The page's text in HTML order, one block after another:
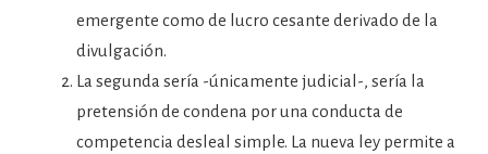
emergente como de lucro cesante derivado de la
divulgación.
La segunda sería -únicamente judicial-, sería la
pretensión de condena por una conducta de
competencia desleal simple. La nueva ley permite a